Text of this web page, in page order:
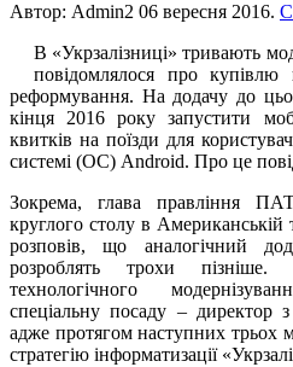
Автор: Admin2 06 вересня 2016.
В «Укрзалізниці» тривають
повідомлялося про купівлю
реформування. На додачу до
кінця 2016 року запустити
квитків на поїзди для
системі (ОС) Android. Про це
Зокрема, глава правління
круглого столу в Американській
розповів, що аналогічний
розроблять трохи
технологічного
спеціальну посаду – директор
адже протягом наступних трьох
стратегію інформатизації